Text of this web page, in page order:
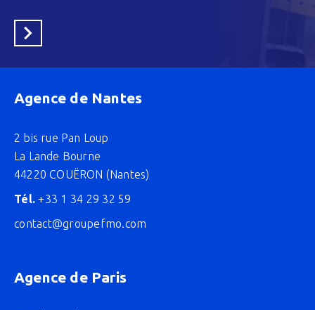
En savoir plus
Agence de Nantes
2 bis rue Pan Loup
La Lande Bourne
44220 COUËRON (Nantes)
Tél. +33 1 34 29 32 59
contact@groupefmo.com
Agence de Paris